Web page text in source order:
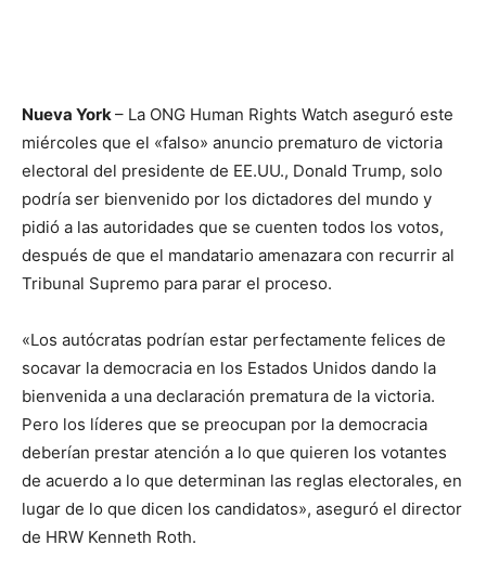
Nueva York– La ONG Human Rights Watch aseguró este
miércoles que el «falso» anuncio prematuro de victoria
electoral del presidente de EE.UU., Donald Trump, solo
podría ser bienvenido por los dictadores del mundo y
pidió a las autoridades que se cuenten todos los votos,
después de que el mandatario amenazara con recurrir al
Tribunal Supremo para parar el proceso.
«Los autócratas podrían estar perfectamente felices de
socavar la democracia en los Estados Unidos dando la
bienvenida a una declaración prematura de la victoria.
Pero los líderes que se preocupan por la democracia
deberían prestar atención a lo que quieren los votantes
de acuerdo a lo que determinan las reglas electorales, en
lugar de lo que dicen los candidatos», aseguró el director
de HRW Kenneth Roth.